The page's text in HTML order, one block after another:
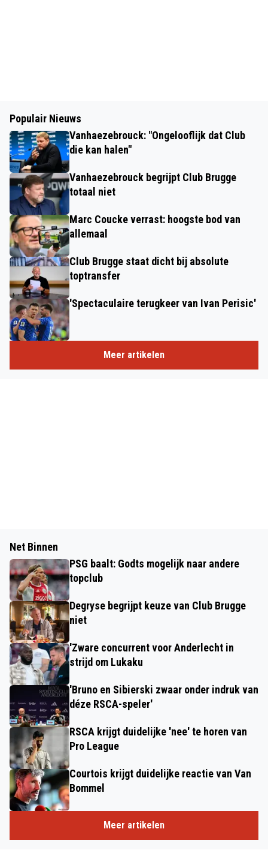
Populair Nieuws
Vanhaezebrouck: "Ongelooflijk dat Club
die kan halen"
Vanhaezebrouck begrijpt Club Brugge
totaal niet
Marc Coucke verrast: hoogste bod van
allemaal
Club Brugge staat dicht bij absolute
toptransfer
'Spectaculaire terugkeer van Ivan Perisic'
Meer artikelen
Net Binnen
PSG baalt: Godts mogelijk naar andere
topclub
Degryse begrijpt keuze van Club Brugge
niet
'Zware concurrent voor Anderlecht in
strijd om Lukaku
'Bruno en Sibierski zwaar onder indruk van
déze RSCA-speler'
RSCA krijgt duidelijke 'nee' te horen van
Pro League
Courtois krijgt duidelijke reactie van Van
Bommel
Meer artikelen